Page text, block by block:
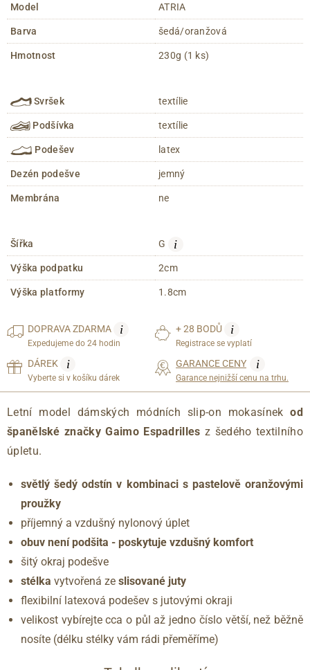
Model ATRIA
Barva šedá/oranžová
Hmotnost 230g (1 ks)
Svršek textílie
Podšívka textílie
Podešev latex
Dezén podešve jemný
Membrána ne
Šířka G i
Výška podpatku 2cm
Výška platformy 1.8cm
DOPRAVAZDARMA i
Expedujeme do 24 hodin
+ 28 BODŮ i
Registrace se vyplatí
DÁREK i
Vyberte si v košíku dárek
GARANCE CENY i
Garance nejnižší cenu na trhu.
Letní model dámských módních slip-on mokasínekod
španělské značky Gaimo Espadrilles z šedého textilního
úpletu.
světlý šedý odstín v kombinaci s pastelově oranžovými
proužky
příjemný a vzdušný nylonový úplet
obuv není podšita - poskytuje vzdušný komfort
šitý okraj podešve
stélka vytvořená ze slisované juty
flexibilní latexová podešev s jutovými okraji
velikost vybírejte cca o půl až jedno číslo větší, než běžně
nosíte (délku stélky vám rádi přeměříme)